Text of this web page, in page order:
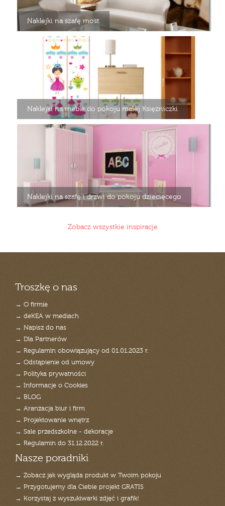
Naklejki na szafę most
Naklejki na meble do pokoju małej Księżniczki
Naklejki na szafę i drzwi do pokoju dziecięcego
Zobacz wszystkie inspiracje
Troszkę o nas
→ O firmie
→ deKEA w mediach
→ Napisz do nas
→ Dla Partnerów
→ Regulamin obowiązujący od 01.01.2023 r.
→ Odstąpienie od umowy
→ Polityka prywatności
→ Informacje o Cookies
→ BLOG
→ Aranżacja biur i firm
→ Projektowanie wnętrz
→ Sale przedszkolne - dekoracje
→ Regulamin do 31.12.2022 r.
Nasze poradniki
→ Zobacz jak wygląda produkt w Twoim pokoju
→ Przygotujemy dla Ciebie projekt GRATIS
→ Korzystaj z wyszukiwarki zdjęć i grafik!